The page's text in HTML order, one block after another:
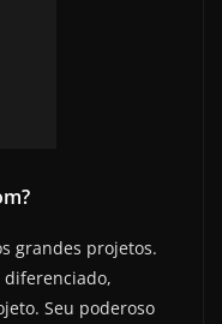
grandes projetos.
Seu poderoso